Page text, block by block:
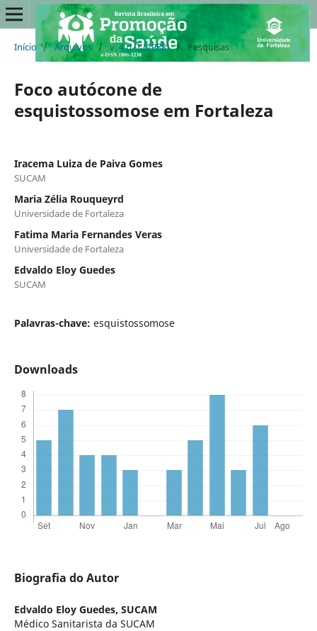
Início / Arquivos / v. 4 n. 1 (1988) / Pesquisas
Foco autócone de
esquistossomose em Fortaleza
Iracema Luiza de Paiva Gomes
SUCAM
Maria Zélia Rouqueyrd
Universidade de Fortaleza
Fatima Maria Fernandes Veras
Universidade de Fortaleza
Edvaldo Eloy Guedes
SUCAM
Palavras-chave: esquistossomose
Downloads
Biografia do Autor
Edvaldo Eloy Guedes, SUCAM
Médico Sanitarista da SUCAM